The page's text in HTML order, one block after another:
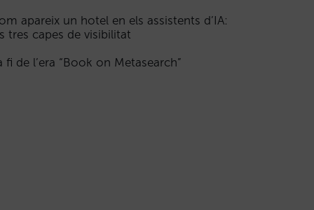
apareix un hotel en els assistents d’IA:
tres capes de visibilitat
fi de l’era “Book on Metasearch”